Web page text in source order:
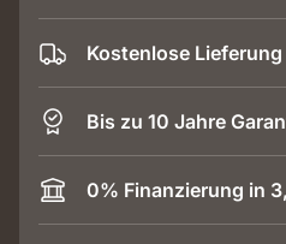
Kostenlose
Bis zu 10 Jahre
0% Finanzierung in